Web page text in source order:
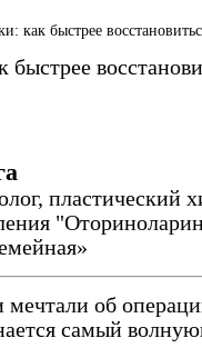
как быстрее
пластический
мечтали об
самый